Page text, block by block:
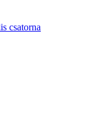
csatorna